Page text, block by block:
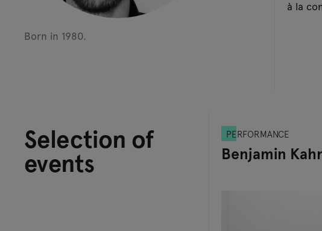
Born in 1980.
à la
Selection of
events
PERFORMANCE
Benjamin